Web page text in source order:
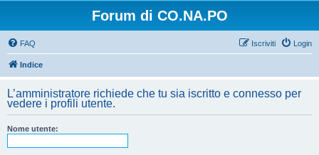
Forum di CO.NA.PO
FAQ Login
Iscriviti
Indice
L’amministratore richiede che tu sia iscritto e connesso per
vedere i profili utente.
Nome utente: